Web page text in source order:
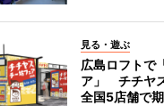
見る・遊ぶ
広島ロフトで
ア」 チチヤ
全国5店舗で